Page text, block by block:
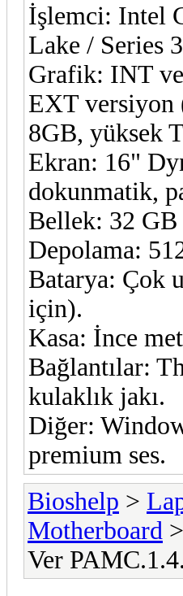
İşlemci: Intel
Lake / Series
Grafik: INT
EXT versiyon
8GB, yüksek
Ekran: 16"
dokunmatik,
Bellek: 32
Depolama:
Batarya: Çok
için).
Kasa: İnce
Bağlantılar:
kulaklık jakı.
Diğer:
premium ses.
Bioshelp >
Motherboard >
Ver